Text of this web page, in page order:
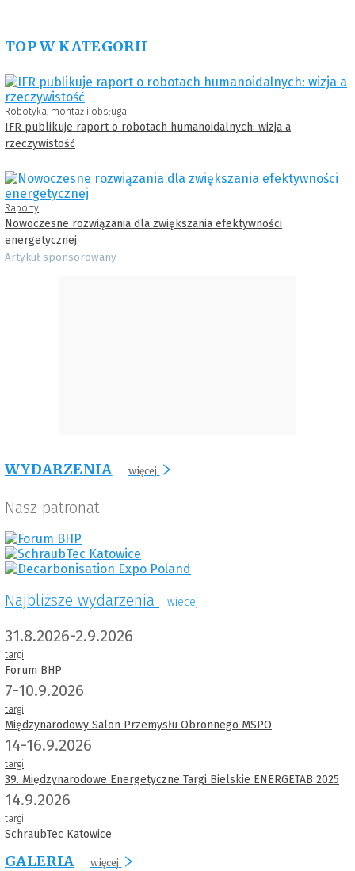
TOP W KATEGORII
Robotyka, montaż i obsługa
IFR publikuje raport o robotach humanoidalnych: wizja a
rzeczywistość
Raporty
Nowoczesne rozwiązania dla zwiększania efektywności
energetycznej
Artykuł sponsorowany
WYDARZENIA więcej
Nasz patronat
Najbliższe wydarzenia wiecej
31.8.2026-2.9.2026
targi
Forum BHP
7-10.9.2026
targi
Międzynarodowy Salon Przemysłu Obronnego MSPO
14-16.9.2026
targi
39. Międzynarodowe Energetyczne Targi Bielskie ENERGETAB 2025
14.9.2026
targi
SchraubTec Katowice
GALERIA więcej